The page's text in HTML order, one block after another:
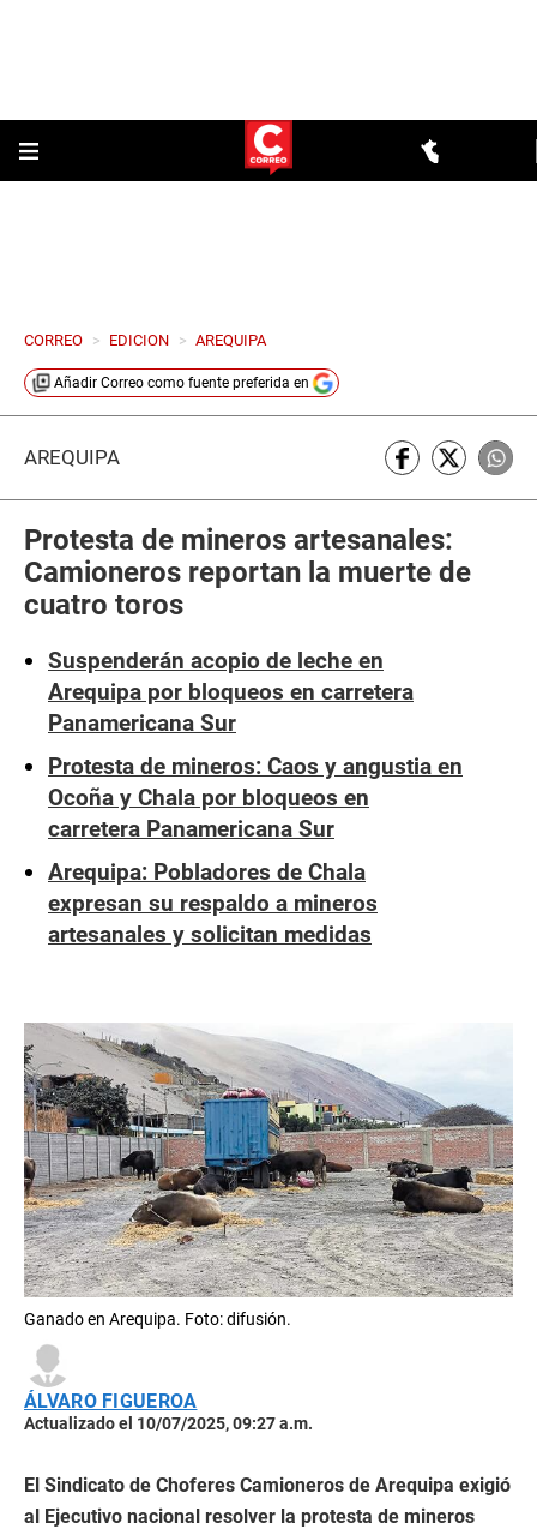
CORREO > EDICION > AREQUIPA
Añadir Correo como fuente preferida en
AREQUIPA
Protesta de mineros artesanales:
Camioneros reportan la muerte de
cuatro toros
Suspenderán acopio de leche en
Arequipa por bloqueos en carretera
Panamericana Sur
Protesta de mineros: Caos y angustia en
Ocoña y Chala por bloqueos en
carretera Panamericana Sur
Arequipa: Pobladores de Chala
expresan su respaldo a mineros
artesanales y solicitan medidas
Ganado en Arequipa. Foto: difusión.
ÁLVARO FIGUEROA
Actualizado el 10/07/2025, 09:27 a.m.
El Sindicato de Choferes Camioneros de Arequipa exigió
al Ejecutivo nacional resolver la protesta de mineros